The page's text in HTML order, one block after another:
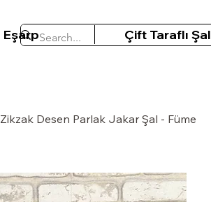
Eşarp Çift Taraflı Şal
Zikzak Desen Parlak Jakar Şal - Füme